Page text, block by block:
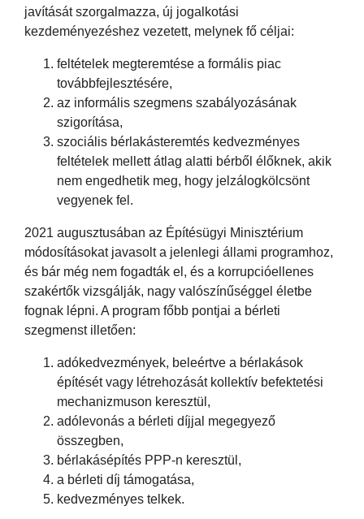
javítását szorgalmazza, új jogalkotási
kezdeményezéshez vezetett, melynek fő céljai:
feltételek megteremtése a formális piac
továbbfejlesztésére,
az informális szegmens szabályozásának
szigorítása,
szociális bérlakásteremtés kedvezményes
feltételek mellett átlag alatti bérből élőknek, akik
nem engedhetik meg, hogy jelzálogkölcsönt
vegyenek fel.
2021 augusztusában az Építésügyi Minisztérium
módosításokat javasolt a jelenlegi állami programhoz,
és bár még nem fogadták el, és a korrupcióellenes
szakértők vizsgálják, nagy valószínűséggel életbe
fognak lépni. A program főbb pontjai a bérleti
szegmenst illetően:
adókedvezmények, beleértve a bérlakások
építését vagy létrehozását kollektív befektetési
mechanizmuson keresztül,
adólevonás a bérleti díjjal megegyező
összegben,
bérlakásépítés PPP-n keresztül,
a bérleti díj támogatása,
kedvezményes telkek.